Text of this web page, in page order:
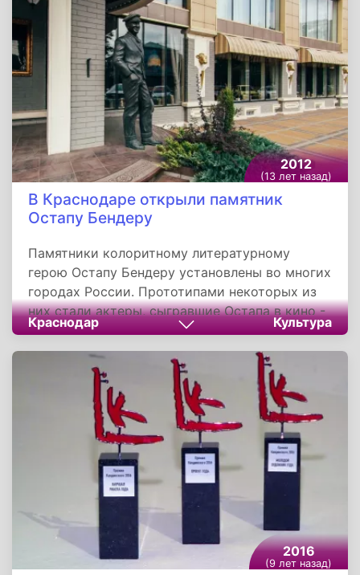
2012
(13 лет назад)
В Краснодаре открыли памятник
Остапу Бендеру
Памятники колоритному литературному
герою Остапу Бендеру установлены во многих
городах России. Прототипами некоторых из
них стали актеры, сыгравшие Остапа в кино -
Сергей Юрский, Андрей Миронов и Арчил
Гомиашвили. Но некоторые изображают
самостоятельных персонажей. Именно такой
памятник установлен 14 декабря 2012 года
великому комбинатору в Краснодаре.
Краснодар Культура
2016
(9 лет назад)